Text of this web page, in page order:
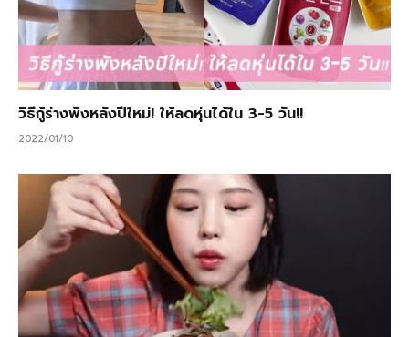
วิธีกู้ร่างพังหลังปีใหม่! ให้ลดหุ่นได้ใน 3-5 วัน!!
2022/01/10